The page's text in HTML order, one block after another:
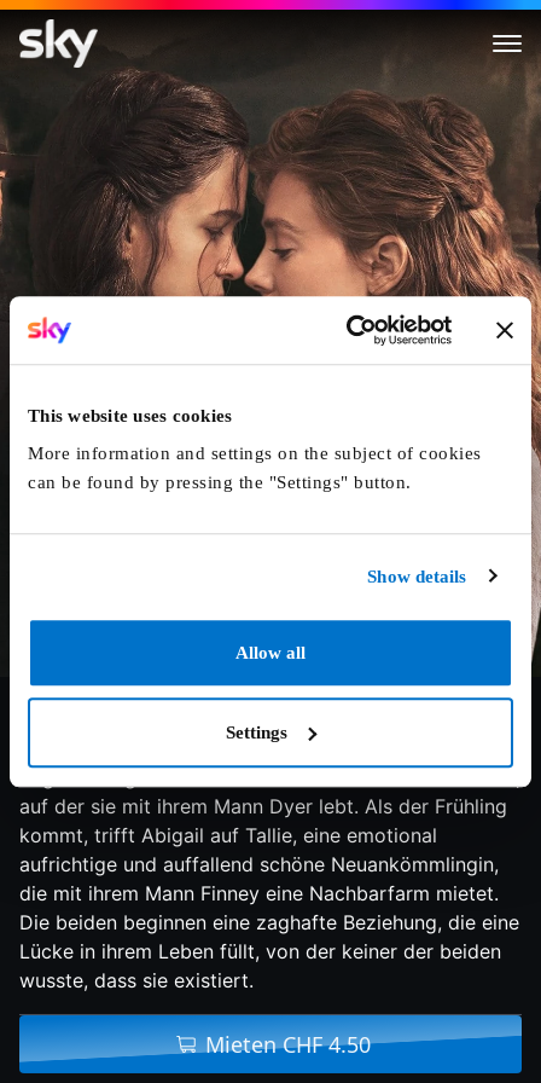
This website uses cookies
More information and settings on the subject of cookies
can be found by pressing the "Settings" button.
Show details
Allow all
Settings
The World To Come
7/10 2021 105 min Lovestory
Im Hinterland von New York in den 1850er Jahren
beginnt Abigail ein neues Jahr auf der ländlichen Farm,
auf der sie mit ihrem Mann Dyer lebt. Als der Frühling
kommt, trifft Abigail auf Tallie, eine emotional
aufrichtige und auffallend schöne Neuankömmlingin,
die mit ihrem Mann Finney eine Nachbarfarm mietet.
Die beiden beginnen eine zaghafte Beziehung, die eine
Lücke in ihrem Leben füllt, von der keiner der beiden
wusste, dass sie existiert.
Mieten CHF 4.50